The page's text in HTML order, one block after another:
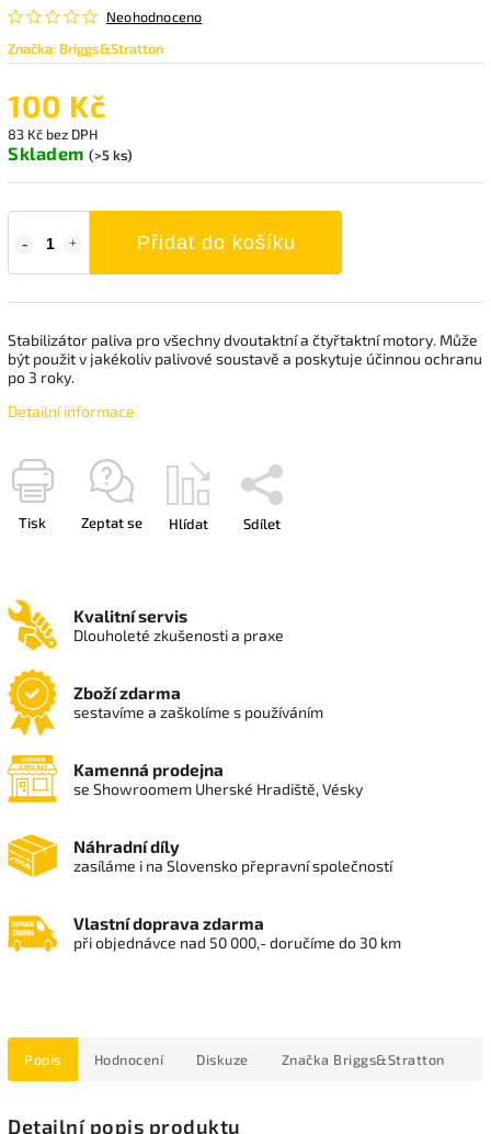
Neohodnoceno
Značka: Briggs&Stratton
100 Kč
83 Kč bez DPH
Skladem (>5 ks)
Přidat do košíku
Stabilizátor paliva pro všechny dvoutaktní a čtyřtaktní motory. Může
být použit v jakékoliv palivové soustavě a poskytuje účinnou ochranu
po 3 roky.
Detailní informace
Tisk Zeptat se Hlídat Sdílet
Kvalitní servis
Dlouholeté zkušenosti a praxe
Zboží zdarma
sestavíme a zaškolíme s používáním
Kamenná prodejna
se Showroomem Uherské Hradiště, Vésky
Náhradní díly
zasíláme i na Slovensko přepravní společností
Vlastní doprava zdarma
při objednávce nad 50 000,- doručíme do 30 km
Popis Hodnocení Diskuze Značka Briggs&Stratton
Detailní popis produktu